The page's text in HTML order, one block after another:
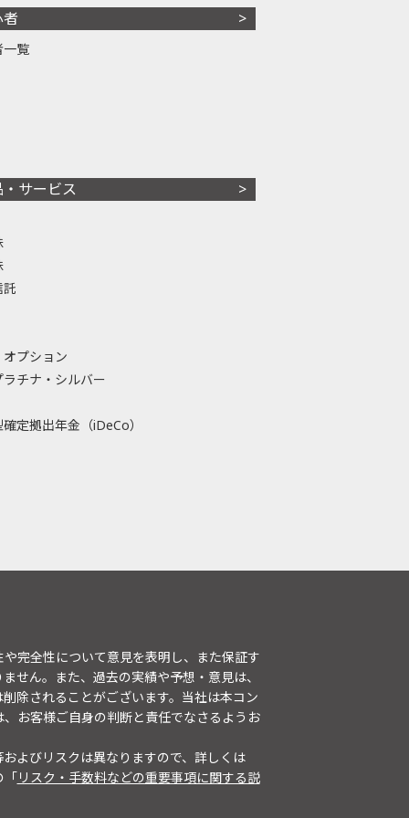
一覧
サービス
託
プション
ラチナ・シルバー
定拠出年金（iDeCo）
完全性について意見を表明し、また保証す
せん。また、過去の実績や予想・意見は、
除されることがございます。当社は本コン
お客様ご自身の判断と責任でなさるようお
よびリスクは異なりますので、詳しくは
「リスク・手数料などの重要事項に関する説